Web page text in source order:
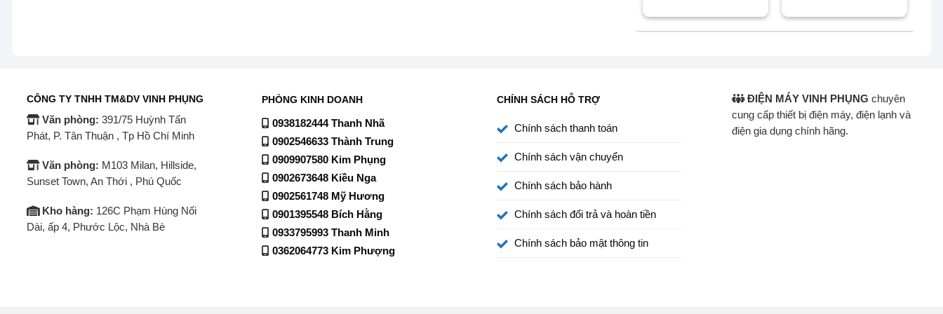
31.450.000 ₫.
20.400.000 ₫.
CÔNG TY TNHH TM&DV VINH PHỤNG
Văn phòng: 391/75 Huỳnh Tấn
Phát, P. Tân Thuận , Tp Hồ Chí Minh
Văn phòng: M103 Milan, Hillside,
Sunset Town, An Thới , Phú Quốc
Kho hàng: 126C Phạm Hùng Nối
Dài, ấp 4, Phước Lộc, Nhà Bè
PHÒNG KINH DOANH
0938182444 Thanh Nhã
0902546633 Thành Trung
0909907580 Kim Phụng
0902673648 Kiều Nga
0902561748 Mỹ Hương
0901395548 Bích Hằng
0933795993 Thanh Minh
0362064773 Kim Phượng
CHÍNH SÁCH HỖ TRỢ
Chính sách thanh toán
Chính sách vận chuyển
Chính sách bảo hành
Chính sách đổi trả và hoàn tiền
Chính sách bảo mật thông tin
ĐIỆN MÁY VINH PHỤNG chuyên
cung cấp thiết bị điện máy, điện lạnh và
điện gia dụng chính hãng.